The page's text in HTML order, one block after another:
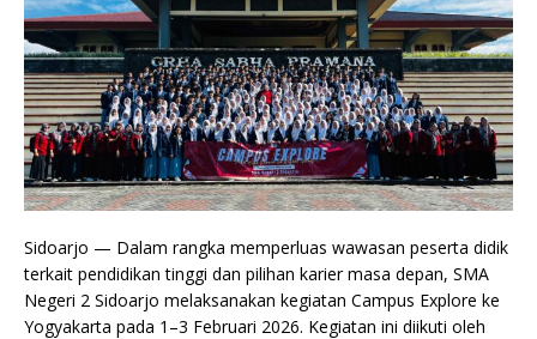
Sidoarjo — Dalam rangka memperluas wawasan peserta didik
terkait pendidikan tinggi dan pilihan karier masa depan, SMA
Negeri 2 Sidoarjo melaksanakan kegiatan Campus Explore ke
Yogyakarta pada 1–3 Februari 2026. Kegiatan ini diikuti oleh